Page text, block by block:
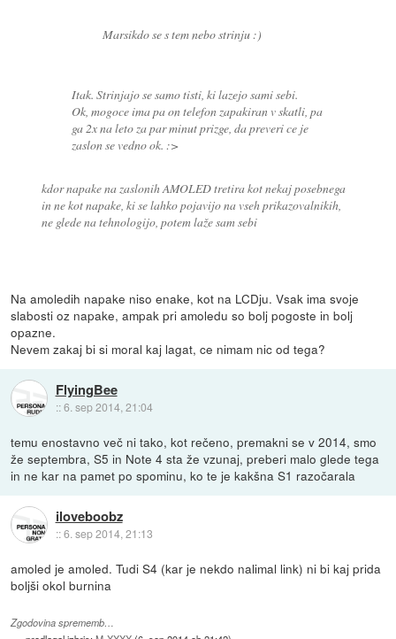
Marsikdo se s tem nebo strinju :)
Itak. Strinjajo se samo tisti, ki lazejo sami sebi.
Ok, mogoce ima pa on telefon zapakiran v skatli, pa
ga 2x na leto za par minut prizge, da preveri ce je
zaslon se vedno ok. :>
kdor napake na zaslonih AMOLED tretira kot nekaj posebnega
in ne kot napake, ki se lahko pojavijo na vseh prikazovalnikih,
ne glede na tehnologijo, potem laže sam sebi
Na amoledih napake niso enake, kot na LCDju. Vsak ima svoje
slabosti oz napake, ampak pri amoledu so bolj pogoste in bolj
opazne.
Nevem zakaj bi si moral kaj lagat, ce nimam nic od tega?
FlyingBee
::6. sep 2014, 21:04
temu enostavno več ni tako, kot rečeno, premakni se v 2014, smo
že septembra, S5 in Note 4 sta že vzunaj, preberi malo glede tega
in ne kar na pamet po spominu, ko te je kakšna S1 razočarala
iloveboobz
::6. sep 2014, 21:13
amoled je amoled. Tudi S4 (kar je nekdo nalimal link) ni bi kaj prida
boljši okol burnina
Zgodovina sprememb…